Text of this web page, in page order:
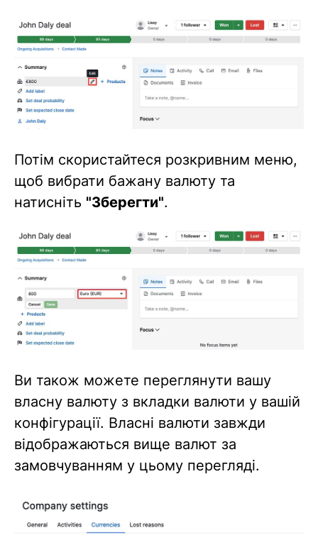
Потім скористайтеся розкривним меню,
щоб вибрати бажану валюту та
натисніть "Зберегти".
Ви також можете переглянути вашу
власну валюту з вкладки валюти у вашій
конфігурації. Власні валюти завжди
відображаються вище валют за
замовчуванням у цьому перегляді.